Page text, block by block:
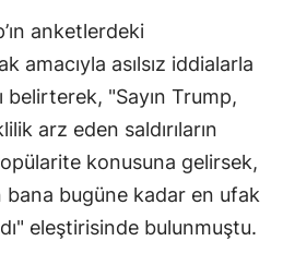
anketlerdeki
amacıyla asılsız iddialarla
belirterek, "Sayın Trump,
arz eden saldırıların
konusuna gelirsek,
bana bugüne kadar en ufak
eleştirisinde bulunmuştu.